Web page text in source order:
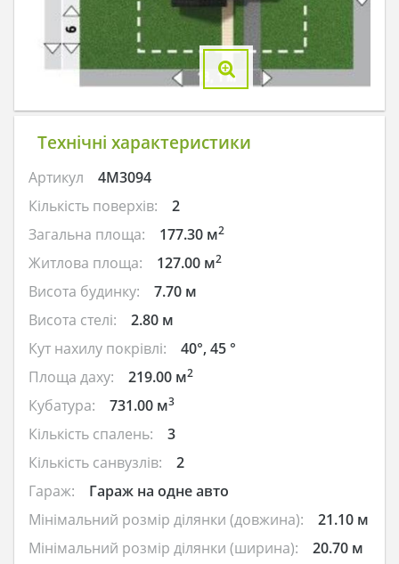
Технічні характеристики
Артикул
4M3094
Кількість поверхів:
2
Загальна площа:
177.30 м2
Житлова площа: 127.00 м2
Висота будинку:
7.70 м
Висота стелі:
2.80 м
Кут нахилу покрівлі:
40°, 45 °
Площа даху:
219.00 м2
Кубатура: 731.00 м3
Кількість спалень:
3
Кількість санвузлів:
2
Гараж:
Гараж на одне авто
Мінімальний розмір ділянки (довжина):
21.10 м
Мінімальний розмір ділянки (ширина):
20.70 м